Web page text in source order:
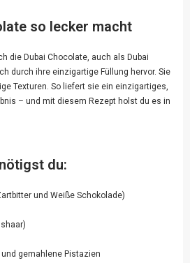
so lecker macht
die Dubai Chocolate, auch als Dubai
durch ihre einzigartige Füllung hervor. Sie
Texturen. So liefert sie ein einzigartiges,
– und mit diesem Rezept holst du es in
du:
und Weiße Schokolade)
gemahlene Pistazien